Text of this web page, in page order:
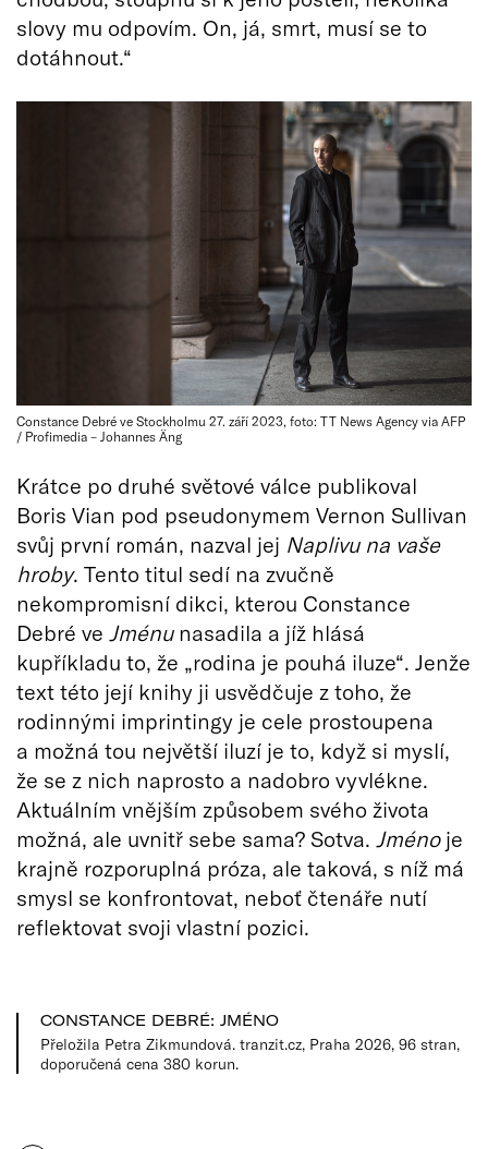
slovy mu odpovím. On, já, smrt, musí se to
dotáhnout.“
Constance Debré ve Stockholmu 27. září 2023, foto: TT News Agency via AFP
/ Profimedia – Johannes Äng
Krátce po druhé světové válce publikoval
Boris Vian pod pseudonymem Vernon Sullivan
svůj první román, nazval jej Naplivu na vaše
hroby. Tento titul sedí na zvučně
nekompromisní dikci, kterou Constance
Debré ve Jménunasadila a jíž hlásá
kupříkladu to, že „rodina je pouhá iluze“. Jenže
text této její knihy ji usvědčuje z toho, že
rodinnými imprintingy je cele prostoupena
a možná tou největší iluzí je to, když si myslí,
že se z nich naprosto a nadobro vyvlékne.
Aktuálním vnějším způsobem svého života
možná, ale uvnitř sebe sama? Sotva. Jménoje
krajně rozporuplná próza, ale taková, s níž má
smysl se konfrontovat, neboť čtenáře nutí
reflektovat svoji vlastní pozici.
CONSTANCE DEBRÉ: JMÉNO
Přeložila Petra Zikmundová. tranzit.cz, Praha 2026, 96 stran,
doporučená cena 380 korun.